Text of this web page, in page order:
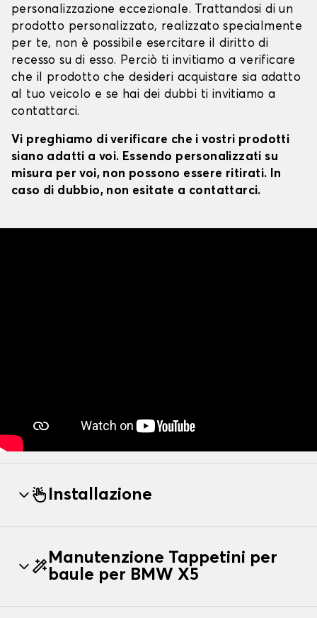
personalizzazione eccezionale. Trattandosi di un
prodotto personalizzato, realizzato specialmente
per te, non è possibile esercitare il diritto di
recesso su di esso. Perciò ti invitiamo a verificare
che il prodotto che desideri acquistare sia adatto
al tuo veicolo e se hai dei dubbi ti invitiamo a
contattarci.
Vi preghiamo di verificare che i vostri prodotti
siano adatti a voi. Essendo personalizzati su
misura per voi, non possono essere ritirati. In
caso di dubbio, non esitate a contattarci.
Installazione
Manutenzione Tappetini per
baule per BMW X5